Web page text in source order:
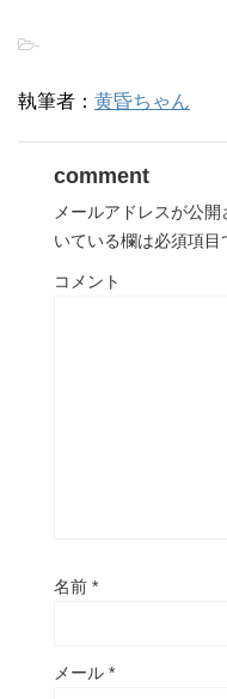
-
執筆者： 黄昏ちゃん
comment
メールアドレスが公開
いている欄は必須項目
コメント
名前 *
メール *